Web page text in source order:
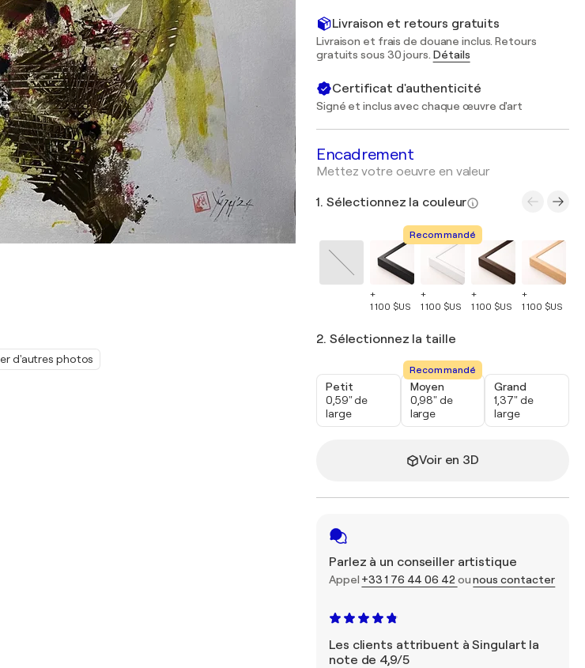
d'autres photos
Livraison et retours gratuits
Livraison et frais de douane inclus. Retours
gratuits sous 30 jours. Détails
Certificat d'authenticité
Signé et inclus avec chaque œuvre d'art
Encadrement
Mettez votre oeuvre en valeur
1. Sélectionnez la couleur
+
1 100 $US
Recommandé
+
1 100 $US
+
1 100 $US
+
1 100 $US
2. Sélectionnez la taille
Petit
0,59" de
large
Recommandé
Moyen
0,98" de
large
Grand
1,37" de
large
Voir en 3D
Parlez à un conseiller artistique
Appel +33 1 76 44 06 42 ounous contacter
Les clients attribuent à Singulart la
note de 4,9/5